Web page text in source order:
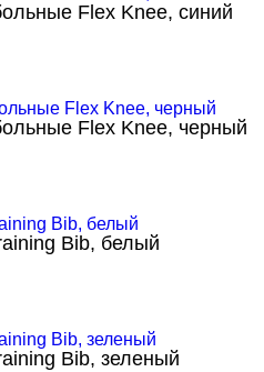
Flex Knee, синий
Flex Knee, черный
Bib, белый
Bib, зеленый